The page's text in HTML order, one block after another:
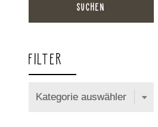
SUCHEN
FILTER